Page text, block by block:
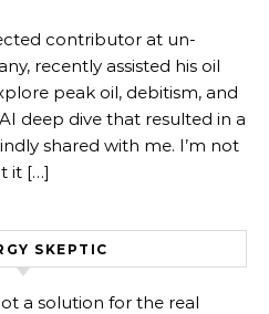
contributor at un-
recently assisted his oil
peak oil, debitism, and
deep dive that resulted in a
shared with me. I’m not
it […]
SKEPTIC
a solution for the real